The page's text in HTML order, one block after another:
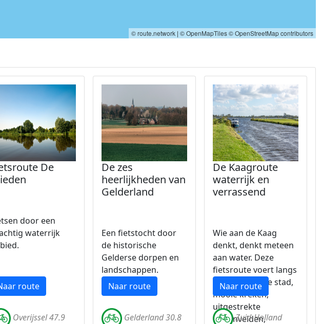
© route.network | © OpenMapTiles© OpenStreetMap contributors
De
door een
waterrijk
route
Overijssel 47.9
De zes
heerlijkheden van
Gelderland
Een fietstocht door
de historische
Gelderse dorpen en
landschappen.
Naar route
Gelderland 30.8
De Kaagroute
waterrijk en
verrassend
Wie aan de Kaag
denkt, denkt meteen
aan water. Deze
fietsroute voert langs
een historische stad,
mooie kreken,
uitgestrekte
tulpenvelden,
Naar route
Zuid-Holland